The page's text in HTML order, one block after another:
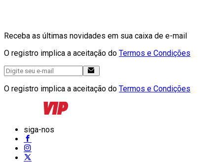
Receba as últimas novidades em sua caixa de e-mail
O registro implica a aceitação do Termos e Condições
O registro implica a aceitação do Termos e Condições
siga-nos